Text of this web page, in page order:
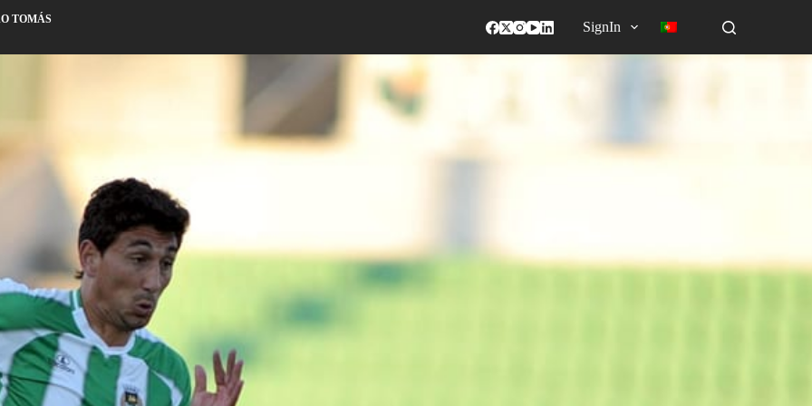
TOMÁS
SignIn